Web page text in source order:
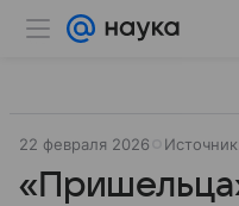
22 февраля 2026